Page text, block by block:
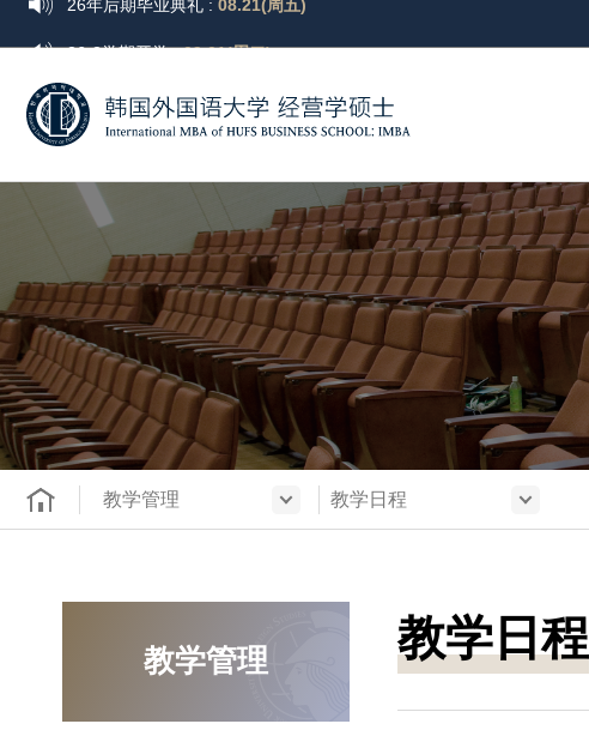
26-2学期选课变更 :09.01(周二) ~ 09.07(周一)
26年后期毕业典礼 : 08.21(周五)
韩
外
国
语
大
学
商
教学管理 教学日程
教学管理 教学日程